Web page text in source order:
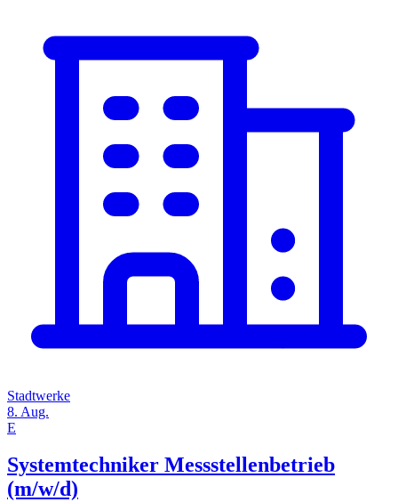
Stadtwerke
8. Aug.
E
Systemtechniker Messstellenbetrieb
(m/w/d)